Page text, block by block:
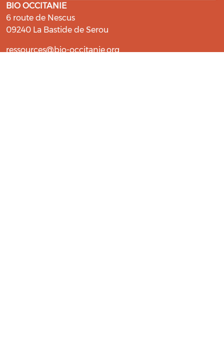
BIO OCCITANIE
6 route de Nescus
09240 La Bastide de Serou
ressources@bio-occitanie.org